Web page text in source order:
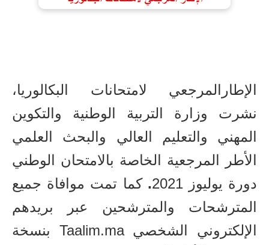
الإطارالمرجعي لامتحانات البكالوريا،
نشرت وزارة التربية الوطنية والتكوين
المهني والتعليم العالي والبحث العلمي
الأطر المرجعية الخاصة بالامتحان الوطني
دورة يوليوز 2021
.كما تمت موافاة جميع
المترشحات والمترشحين عبر بريدهم
الإلكتروني الشخصي Taalim.ma بنسخة